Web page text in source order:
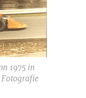
1975 in
Fotografie